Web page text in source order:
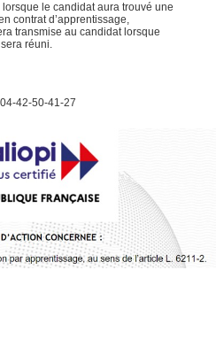
lorsque le candidat aura trouvé une
contrat d’apprentissage,
transmise au candidat lorsque
réuni.
42-50-41-27